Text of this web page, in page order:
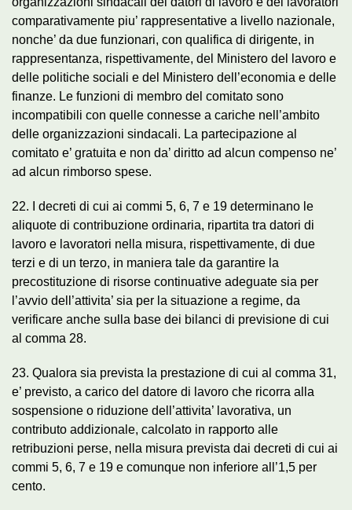
comparativamente piu’ rappresentative a livello nazionale,
nonche’ da due funzionari, con qualifica di dirigente, in
rappresentanza, rispettivamente, del Ministero del lavoro e
delle politiche sociali e del Ministero dell’economia e delle
finanze. Le funzioni di membro del comitato sono
incompatibili con quelle connesse a cariche nell’ambito
delle organizzazioni sindacali. La partecipazione al
comitato e’ gratuita e non da’ diritto ad alcun compenso ne’
ad alcun rimborso spese.
22. I decreti di cui ai commi 5, 6, 7 e 19 determinano le
aliquote di contribuzione ordinaria, ripartita tra datori di
lavoro e lavoratori nella misura, rispettivamente, di due
terzi e di un terzo, in maniera tale da garantire la
precostituzione di risorse continuative adeguate sia per
l’avvio dell’attivita’ sia per la situazione a regime, da
verificare anche sulla base dei bilanci di previsione di cui
al comma 28.
23. Qualora sia prevista la prestazione di cui al comma 31,
e’ previsto, a carico del datore di lavoro che ricorra alla
sospensione o riduzione dell’attivita’ lavorativa, un
contributo addizionale, calcolato in rapporto alle
retribuzioni perse, nella misura prevista dai decreti di cui ai
commi 5, 6, 7 e 19 e comunque non inferiore all’1,5 per
cento.